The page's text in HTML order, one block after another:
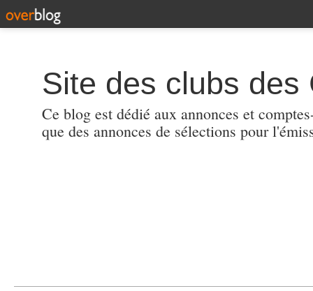
Site des clubs
Ce blog est dédié aux annonces et
que des annonces de sélections pour